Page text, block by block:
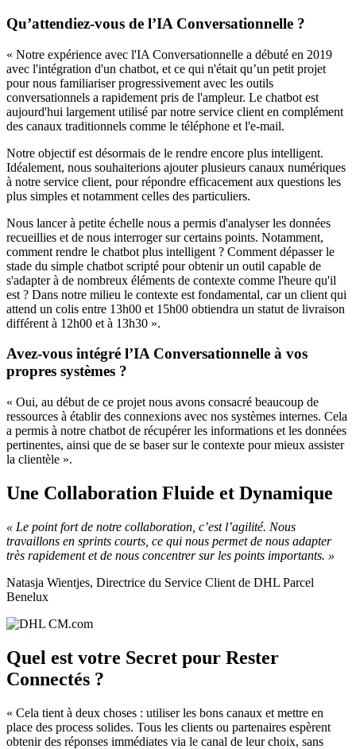
Qu’attendiez-vous de l’IA Conversationnelle ?
« Notre expérience avec l'IA Conversationnelle a débuté en 2019
avec l'intégration d'un chatbot, et ce qui n'était qu’un petit projet
pour nous familiariser progressivement avec les outils
conversationnels a rapidement pris de l'ampleur. Le chatbot est
aujourd'hui largement utilisé par notre service client en complément
des canaux traditionnels comme le téléphone et l'e-mail.
Notre objectif est désormais de le rendre encore plus intelligent.
Idéalement, nous souhaiterions ajouter plusieurs canaux numériques
à notre service client, pour répondre efficacement aux questions les
plus simples et notamment celles des particuliers.
Nous lancer à petite échelle nous a permis d'analyser les données
recueillies et de nous interroger sur certains points. Notamment,
comment rendre le chatbot plus intelligent ? Comment dépasser le
stade du simple chatbot scripté pour obtenir un outil capable de
s'adapter à de nombreux éléments de contexte comme l'heure qu'il
est ? Dans notre milieu le contexte est fondamental, car un client qui
attend un colis entre 13h00 et 15h00 obtiendra un statut de livraison
différent à 12h00 et à 13h30 ».
Avez-vous intégré l’IA Conversationnelle à vos
propres systèmes ?
« Oui, au début de ce projet nous avons consacré beaucoup de
ressources à établir des connexions avec nos systèmes internes. Cela
a permis à notre chatbot de récupérer les informations et les données
pertinentes, ainsi que de se baser sur le contexte pour mieux assister
la clientèle ».
Une Collaboration Fluide et Dynamique
« Le point fort de notre collaboration, c’est l’agilité. Nous
travaillons en sprints courts, ce qui nous permet de nous adapter
très rapidement et de nous concentrer sur les points importants. »
Natasja Wientjes, Directrice du Service Client de DHL Parcel
Benelux
Quel est votre Secret pour Rester
Connectés ?
« Cela tient à deux choses : utiliser les bons canaux et mettre en
place des process solides. Tous les clients ou partenaires espèrent
obtenir des réponses immédiates via le canal de leur choix, sans